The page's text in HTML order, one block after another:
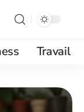
Travail